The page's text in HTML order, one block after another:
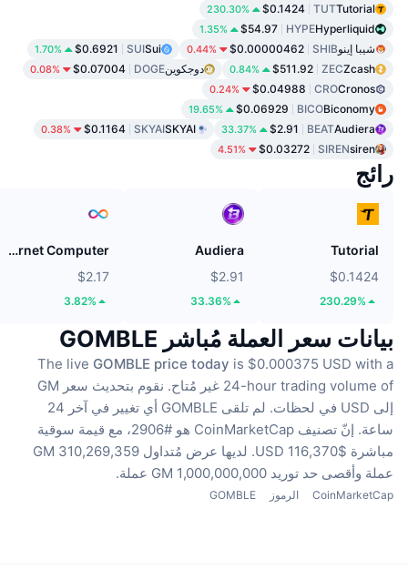
Tutorial
TUT
$0.1424
230.30%
Hyperliquid
HYPE
$54.97
1.35%
شيبا إينوSHIB
$0.00000462
0.44%
Sui
SUI
$0.6921
1.70%
Zcash
ZEC
$511.92
0.84% دوجكوينDOGE
$0.07004
0.08%
Cronos
CRO
$0.04988
0.24%
Biconomy
BICO
$0.06929
19.65%
Audiera
BEAT
$2.91
33.37%
SKYAI
SKYAI
$0.1164
0.38%
siren
SIREN
$0.03272
4.51%
رائج
Tutorial
$0.1424
230.29%
Audiera
$2.91
33.36%
Internet Computer
$2.17
3.82%
بيانات سعر العملة مُباشر GOMBLE
The live GOMBLE price today is $0.000375 USD with a
24-hour trading volume of غير مُتاح.
نقوم بتحديث سعر GM
إلى USD في لحظات.
لم تلقى GOMBLE أي تغيير في آخر 24
ساعة.
إنّ تصنيف CoinMarketCap هو #2906، مع قيمة سوقية
مباشرة $116,370 USD.
لديها عرض مُتداول 310,269,359 GM
عملة وأقصى حد توريد 1,000,000,000 GM عملة.
CoinMarketCap الرموز GOMBLE